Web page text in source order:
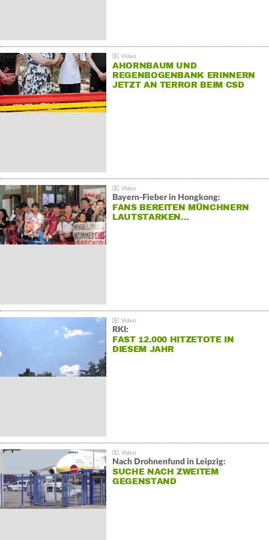
AHORNBAUM UND
REGENBOGENBANK ERINNERN
JETZT AN TERROR BEIM CSD
Bayern-Fieber in Hongkong:
FANS BEREITEN MÜNCHNERN
LAUTSTARKEN…
RKI:
FAST 12.000 HITZETOTE IN
DIESEM JAHR
Nach Drohnenfund in Leipzig:
SUCHE NACH ZWEITEM
GEGENSTAND